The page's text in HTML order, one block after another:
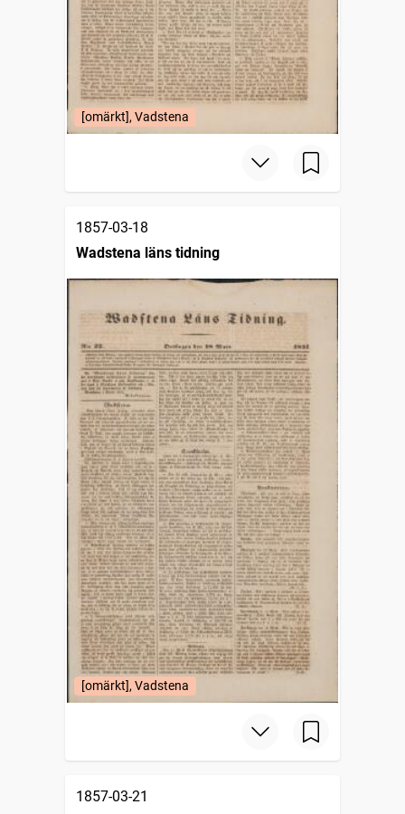
[omärkt], Vadstena
1857-03-18
Wadstena läns tidning
[omärkt], Vadstena
1857-03-21